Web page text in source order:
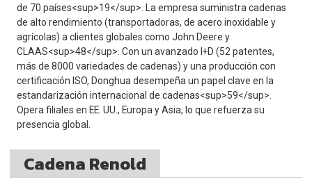
de 70 países<sup>19</sup>. La empresa suministra cadenas
de alto rendimiento (transportadoras, de acero inoxidable y
agrícolas) a clientes globales como John Deere y
CLAAS<sup>48</sup>. Con un avanzado I+D (52 patentes,
más de 8000 variedades de cadenas) y una producción con
certificación ISO, Donghua desempeña un papel clave en la
estandarización internacional de cadenas<sup>59</sup>.
Opera filiales en EE. UU., Europa y Asia, lo que refuerza su
presencia global.
Cadena Renold